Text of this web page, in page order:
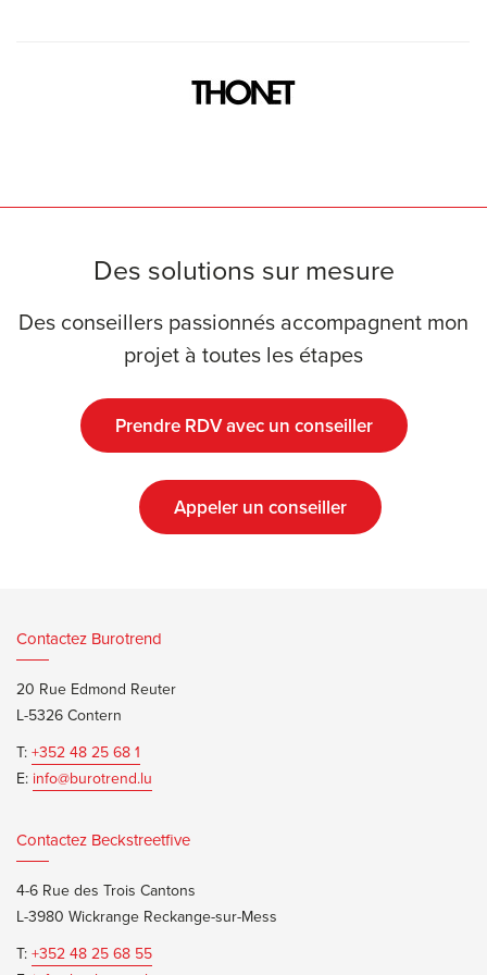
Des solutions sur mesure
Des conseillers passionnés accompagnent mon
projet à toutes les étapes
Prendre RDV avec un conseiller
Appeler un conseiller
Contactez Burotrend
20 Rue Edmond Reuter
L-5326 Contern
T:+352 48 25 68 1
E: info@burotrend.lu
Contactez Beckstreetfive
4-6 Rue des Trois Cantons
L-3980 Wickrange Reckange-sur-Mess
T:+352 48 25 68 55